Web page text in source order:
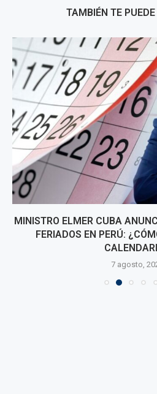
TAMBIÉN TE
MINISTRO ELMER CUBA
FERIADOS EN PERÚ:
7 agosto,